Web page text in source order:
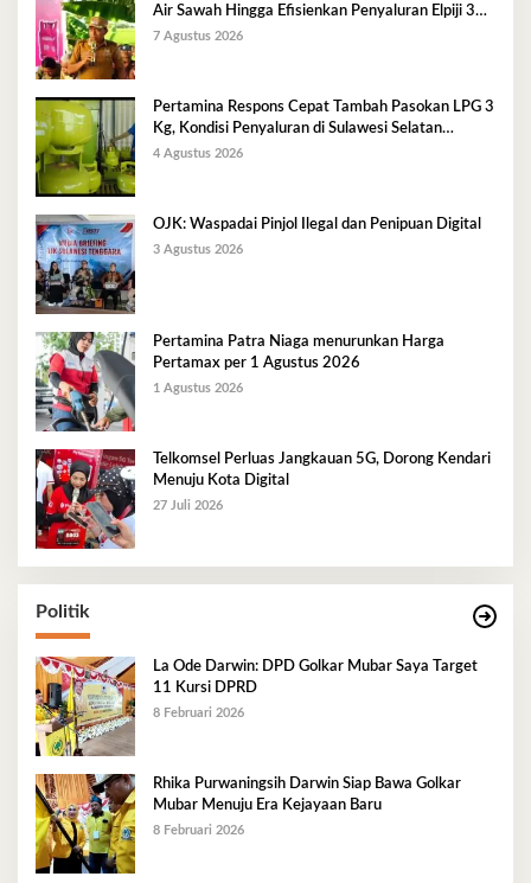
Air Sawah Hingga Efisienkan Penyaluran Elpiji 3
Kg
7 Agustus 2026
Pertamina Respons Cepat Tambah Pasokan LPG 3
Kg, Kondisi Penyaluran di Sulawesi Selatan
Berlangsung Kondusif
4 Agustus 2026
OJK: Waspadai Pinjol Ilegal dan Penipuan Digital
3 Agustus 2026
Pertamina Patra Niaga menurunkan Harga
Pertamax per 1 Agustus 2026
1 Agustus 2026
Telkomsel Perluas Jangkauan 5G, Dorong Kendari
Menuju Kota Digital
27 Juli 2026
Politik
La Ode Darwin: DPD Golkar Mubar Saya Target
11 Kursi DPRD
8 Februari 2026
Rhika Purwaningsih Darwin Siap Bawa Golkar
Mubar Menuju Era Kejayaan Baru
8 Februari 2026